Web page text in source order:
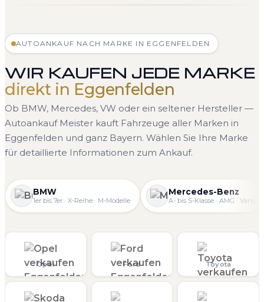
AUTOANKAUF NACH MARKE IN EGGENFELDEN
WIR KAUFEN JEDE MARKE
direkt in Eggenfelden
Ob BMW, Mercedes, VW oder ein seltener Hersteller —
Autoankauf Meister kauft Fahrzeuge aller Marken in
Eggenfelden und ganz Bayern. Wählen Sie Ihre Marke
für detaillierte Informationen zum Ankauf.
BMW
1er bis 7er · X-Reihe · M-Modelle
Mercedes-Benz
A- bis S-Klasse · AMG · Vans
Opel Ford Toyota